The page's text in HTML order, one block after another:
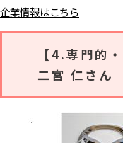
企業情報はこちら
【4.専門的
二宮 仁さん